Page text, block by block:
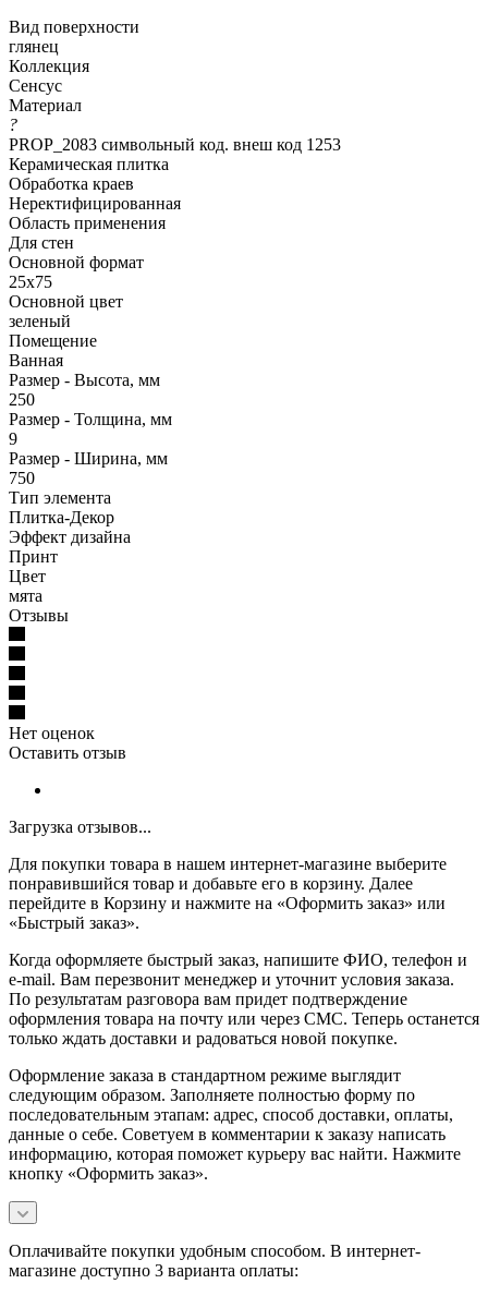
Вид поверхности
глянец
Коллекция
Сенсус
Материал
?
PROP_2083 символьный код. внеш код 1253
Керамическая плитка
Обработка краев
Неректифицированная
Область применения
Для стен
Основной формат
25х75
Основной цвет
зеленый
Помещение
Ванная
Размер - Высота, мм
250
Размер - Толщина, мм
9
Размер - Ширина, мм
750
Тип элемента
Плитка-Декор
Эффект дизайна
Принт
Цвет
мята
Отзывы
Нет оценок
Оставить отзыв
Загрузка отзывов...
Для покупки товара в нашем интернет-магазине выберите
понравившийся товар и добавьте его в корзину. Далее
перейдите в Корзину и нажмите на «Оформить заказ» или
«Быстрый заказ».
Когда оформляете быстрый заказ, напишите ФИО, телефон и
e-mail. Вам перезвонит менеджер и уточнит условия заказа.
По результатам разговора вам придет подтверждение
оформления товара на почту или через СМС. Теперь останется
только ждать доставки и радоваться новой покупке.
Оформление заказа в стандартном режиме выглядит
следующим образом. Заполняете полностью форму по
последовательным этапам: адрес, способ доставки, оплаты,
данные о себе. Советуем в комментарии к заказу написать
информацию, которая поможет курьеру вас найти. Нажмите
кнопку «Оформить заказ».
Оплачивайте покупки удобным способом. В интернет-
магазине доступно 3 варианта оплаты: